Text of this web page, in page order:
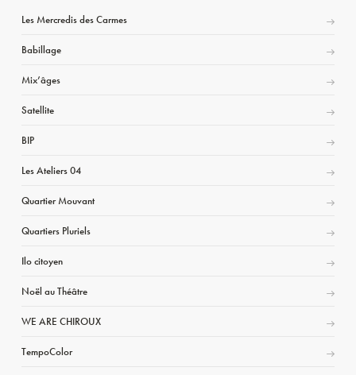
Les Mercredis des Carmes
Babillage
Mix’âges
Satellite
BIP
Les Ateliers 04
Quartier Mouvant
Quartiers Pluriels
Ilo citoyen
Noël au Théâtre
WE ARE CHIROUX
TempoColor